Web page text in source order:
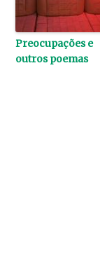
Preocupações e
outros poemas